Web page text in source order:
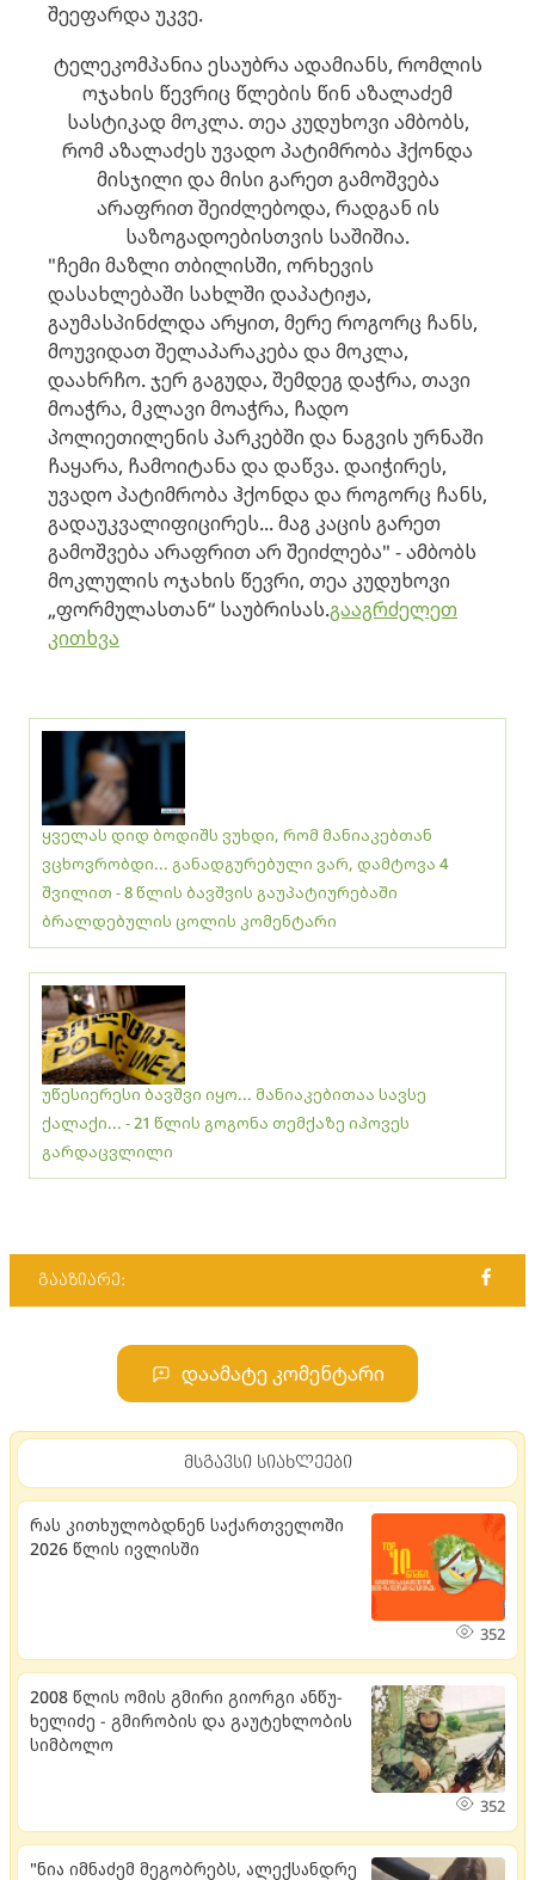
შეეფარდა უკვე.
ტელეკომპანია ესაუბრა ადამიანს, რომლის
ოჯახის წევრიც წლების წინ აზალაძემ
სასტიკად მოკლა. თეა კუდუხოვი ამბობს,
რომ აზალაძეს უვადო პატიმრობა ჰქონდა
მისჯილი და მისი გარეთ გამოშვება
არაფრით შეიძლებოდა, რადგან ის
საზოგადოებისთვის საშიშია.
"ჩემი მაზლი თბილისში, ორხევის
დასახლებაში სახლში დაპატიჟა,
გაუმასპინძლდა არყით, მერე როგორც ჩანს,
მოუვიდათ შელაპარაკება და მოკლა,
დაახრჩო. ჯერ გაგუდა, შემდეგ დაჭრა, თავი
მოაჭრა, მკლავი მოაჭრა, ჩადო
პოლიეთილენის პარკებში და ნაგვის ურნაში
ჩაყარა, ჩამოიტანა და დაწვა. დაიჭირეს,
უვადო პატიმრობა ჰქონდა და როგორც ჩანს,
გადაუკვალიფიცირეს... მაგ კაცის გარეთ
გამოშვება არაფრით არ შეიძლება" - ამბობს
მოკლულის ოჯახის წევრი, თეა კუდუხოვი
„ფორმულასთან“ საუბრისას.გააგრძელეთ
კითხვა
ყველას დიდ ბოდიშს ვუხდი, რომ მანიაკებთან
ვცხოვრობდი... განადგურებული ვარ, დამტოვა 4
შვილით - 8 წლის ბავშვის გაუპატიურებაში
ბრალდებულის ცოლის კომენტარი
უწესიერესი ბავშვი იყო... მანიაკებითაა სავსე
ქალაქი... - 21 წლის გოგონა თემქაზე იპოვეს
გარდაცვლილი
გააზიარე:
დაამატე კომენტარი
მსგავსი სიახლეები
რას კითხულობდნენ საქართველოში
2026 წლის ივლისში
352
2008 წლის ომის გმირი გი­ორ­გი ან­წუ­
ხე­ლი­ძე - გმი­რო­ბის და გა­უ­ტეხ­ლო­ბის
სიმ­ბო­ლო
352
"ნია იმნაძემ მეგობრებს, ალექსანდრე